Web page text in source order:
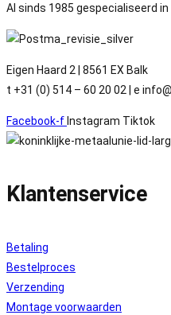
Al sinds 1985 gespecialiseerd
Eigen Haard 2 | 8561 EX Balk
t +31 (0) 514 – 60 20 02 | e
Facebook-f Instagram Tiktok
Klantenservice
Betaling
Bestelproces
Verzending
Montage voorwaarden